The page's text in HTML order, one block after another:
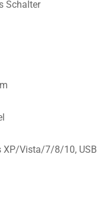
Schalter
XP/Vista/7/8/10, USB